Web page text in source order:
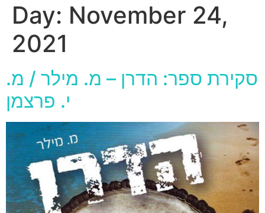
Day: November 24,
2021
סקירת ספר: הדרן – מ. מילר / מ.
י. פרצמן